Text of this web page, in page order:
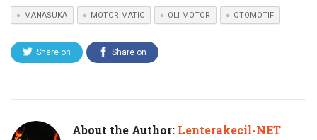
MANASUKA MOTOR MATIC OLI MOTOR OTOMOTIF
Share on Share on
About the Author: Lenterakecil-NET